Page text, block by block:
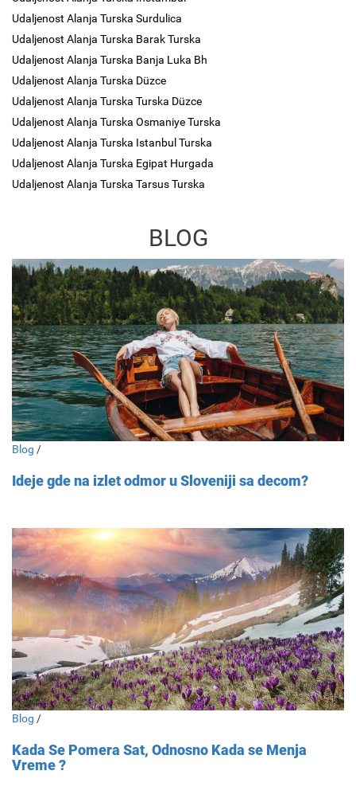
Udaljenost Alanja Turska Surdulica
Udaljenost Alanja Turska Barak Turska
Udaljenost Alanja Turska Banja Luka Bh
Udaljenost Alanja Turska Düzce
Udaljenost Alanja Turska Turska Düzce
Udaljenost Alanja Turska Osmaniye Turska
Udaljenost Alanja Turska Istanbul Turska
Udaljenost Alanja Turska Egipat Hurgada
Udaljenost Alanja Turska Tarsus Turska
BLOG
Blog /
Ideje gde na izlet odmor u Sloveniji sa decom?
Blog /
Kada Se Pomera Sat, Odnosno Kada se Menja
Vreme ?